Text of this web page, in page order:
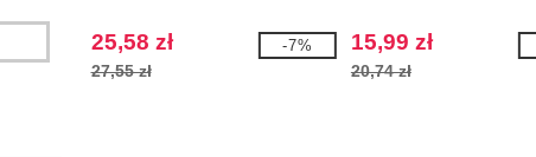
25,58 zł
27,55 zł
-7% 15,99 zł
20,74 zł